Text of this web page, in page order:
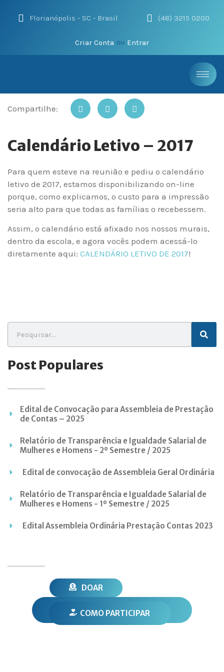
Florianópolis - SC - Brasil (48) 3215 0200
Criar Conta ou Entrar
Compartilhe:
Calendário Letivo – 2017
Para quem esteve na reunião e pediu o calendário
letivo de 2017, estamos disponibilizando on-line
porque, como explicamos, o custo para a impressão
seria alto para que todas as famílias o recebessem.
Assim, o calendário está afixado nos nossos murais,
dentro da escola, e agora vocês podem acessá-lo
diretamente aqui: CALENDÁRIO LETIVO DE 2017!
Post Populares
Edital de Convocação para Assembleia de Prestação
de Contas – 2025
Relatório de Transparência e Igualdade Salarial de
Mulheres e Homens - 2º Semestre / 2025
Edital de convocação de Assembleia Geral Ordinária
Relatório de Transparência e Igualdade Salarial de
Mulheres e Homens - 1º Semestre / 2025
Edital Assembleia Ordinária Prestação Contas 2023
Quero receber notícias sobre a Serte
DOAR
COMO PARTICIPAR